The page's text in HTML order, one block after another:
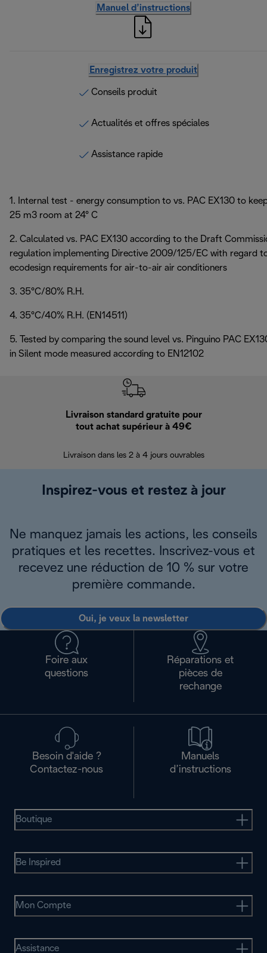
Manuel d’instructions
Enregistrez votre produit
Conseils produit
Actualités et offres spéciales
Assistance rapide
1. Internal test - energy consumption to vs. PAC EX130 to
25 m3 room at 24° C
2. Calculated vs. PAC EX130 according to the Draft
regulation implementing Directive 2009/125/EC with regard
ecodesign requirements for air-to-air air conditioners
3. 35°C/80% R.H.
4. 35°C/40% R.H. (EN14511)
5. Tested by comparing the sound level vs. Pinguino PAC
in Silent mode measured according to EN12102
Livraison standard gratuite pour
tout achat supérieur à 49€
Livraison dans les 2 à 4 jours ouvrables
Inspirez-vous et restez à jour
Ne manquez jamais les actions, les conseils
pratiques et les recettes. Inscrivez-vous et
recevez une réduction de 10 % sur votre
première commande.
Oui, je veux la newsletter
Foire aux
questions
Réparations et
pièces de
rechange
Besoin d'aide ?
Contactez-nous
Manuels
d’instructions
Boutique
Be Inspired
Mon Compte
Assistance